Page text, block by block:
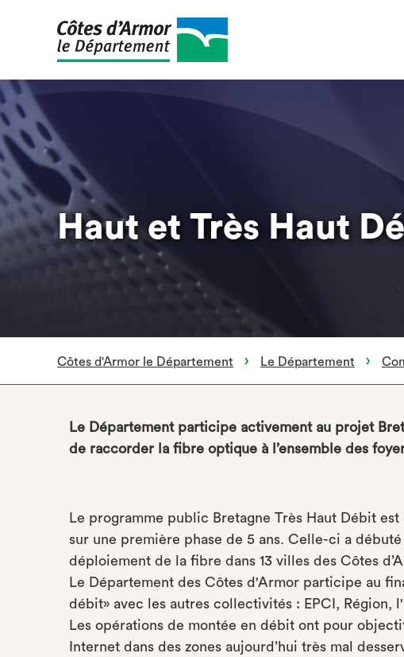
Aller
au
contenu
principal
Haut et Très Haut
Côtes d'Armor le Département Le Département
Le Département participe activement au projet
de raccorder la fibre optique à l’ensemble des
Le programme public Bretagne Très Haut Débit est
sur une première phase de 5 ans. Celle-ci a
déploiement de la fibre dans 13 villes des Côtes
Le Département des Côtes d'Armor participe au
débit» avec les autres collectivités : EPCI, Région,
Les opérations de montée en débit ont pour
Internet dans des zones aujourd’hui très mal